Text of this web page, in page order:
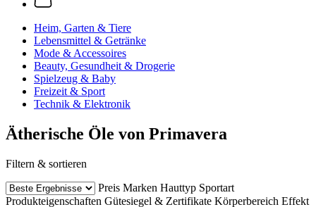
Heim, Garten & Tiere
Lebensmittel & Getränke
Mode & Accessoires
Beauty, Gesundheit & Drogerie
Spielzeug & Baby
Freizeit & Sport
Technik & Elektronik
Ätherische Öle von Primavera
Filtern & sortieren
Preis Marken Hauttyp Sportart
Produkteigenschaften Gütesiegel & Zertifikate Körperbereich Effekt